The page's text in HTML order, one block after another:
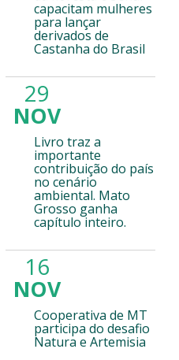
capacitam mulheres
para lançar
derivados de
Castanha do Brasil
29
NOV
Livro traz a
importante
contribuição do país
no cenário
ambiental. Mato
Grosso ganha
capítulo inteiro.
16
NOV
Cooperativa de MT
participa do desafio
Natura e Artemisia